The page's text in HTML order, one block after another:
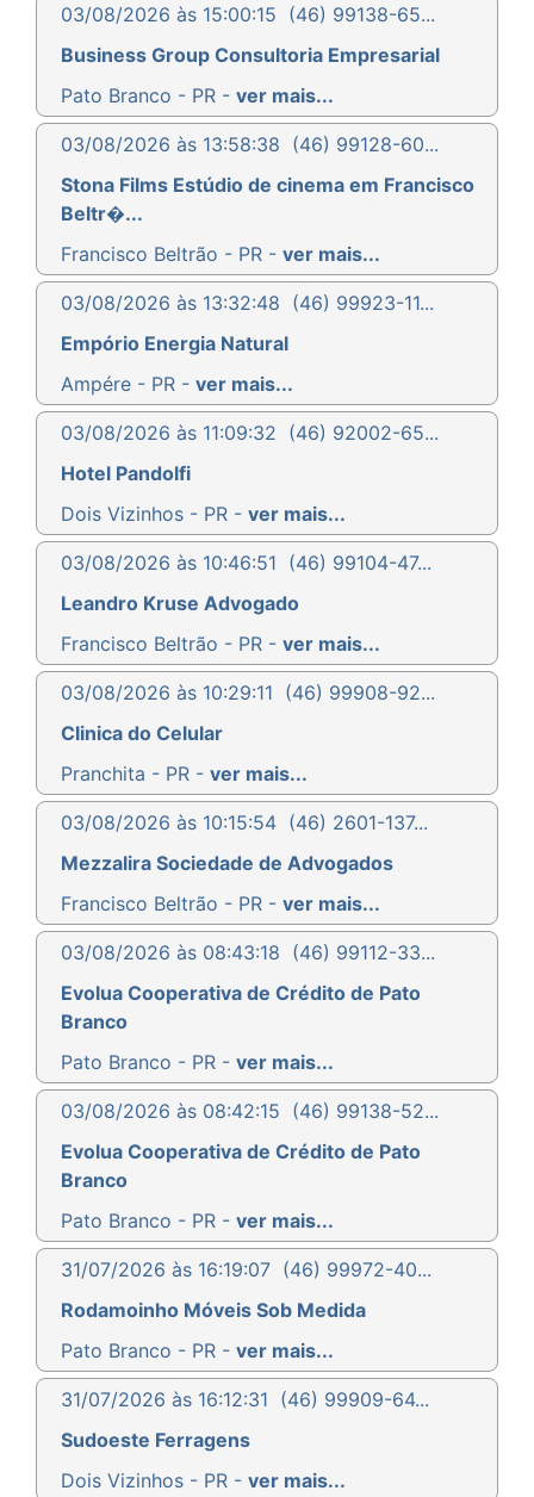
03/08/2026 às 15:00:15 (46) 99138-65...
Business Group Consultoria Empresarial
Pato Branco - PR - ver mais...
03/08/2026 às 13:58:38 (46) 99128-60...
Stona Films Estúdio de cinema em Francisco
Beltr�...
Francisco Beltrão - PR - ver mais...
03/08/2026 às 13:32:48 (46) 99923-11...
Empório Energia Natural
Ampére - PR - ver mais...
03/08/2026 às 11:09:32 (46) 92002-65...
Hotel Pandolfi
Dois Vizinhos - PR - ver mais...
03/08/2026 às 10:46:51 (46) 99104-47...
Leandro Kruse Advogado
Francisco Beltrão - PR - ver mais...
03/08/2026 às 10:29:11 (46) 99908-92...
Clinica do Celular
Pranchita - PR - ver mais...
03/08/2026 às 10:15:54 (46) 2601-137...
Mezzalira Sociedade de Advogados
Francisco Beltrão - PR - ver mais...
03/08/2026 às 08:43:18 (46) 99112-33...
Evolua Cooperativa de Crédito de Pato
Branco
Pato Branco - PR - ver mais...
03/08/2026 às 08:42:15 (46) 99138-52...
Evolua Cooperativa de Crédito de Pato
Branco
Pato Branco - PR - ver mais...
31/07/2026 às 16:19:07 (46) 99972-40...
Rodamoinho Móveis Sob Medida
Pato Branco - PR - ver mais...
31/07/2026 às 16:12:31 (46) 99909-64...
Sudoeste Ferragens
Dois Vizinhos - PR - ver mais...